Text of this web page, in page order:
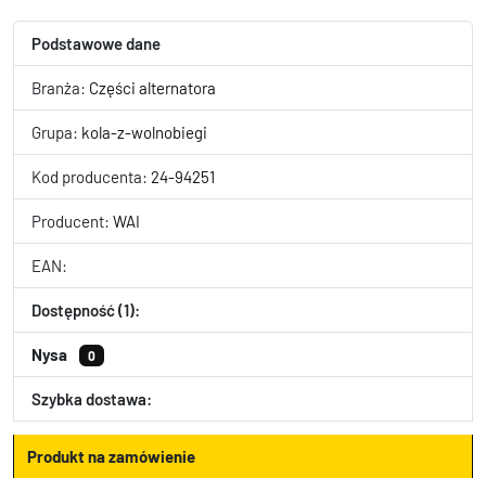
Podstawowe dane
Branża: Części alternatora
Grupa: kola-z-wolnobiegi
Kod producenta: 24-94251
Producent: WAI
EAN:
Dostępność (1):
Nysa 0
Szybka dostawa:
Produkt na zamówienie